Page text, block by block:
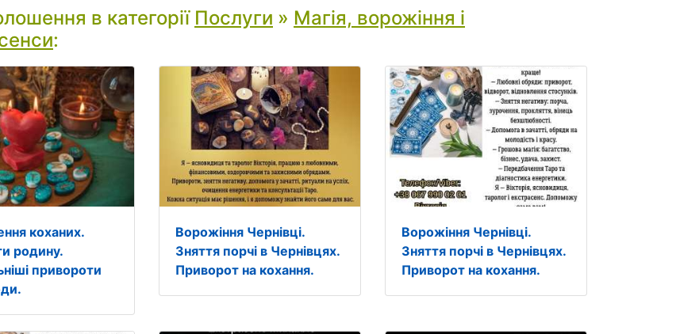
в категорії Послуги » Магія, ворожіння і
:
коханих.
родину.
привороти
Ворожіння Чернівці.
Зняття порчі в Чернівцях.
Приворот на кохання.
Ворожіння Чернівці.
Зняття порчі в Чернівцях.
Приворот на кохання.